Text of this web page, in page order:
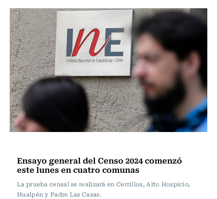
Ensayo general del Censo 2024 comenzó
este lunes en cuatro comunas
La prueba censal se realizará en Cerrillos, Alto Hospicio,
Hualpén y Padre Las Casas.